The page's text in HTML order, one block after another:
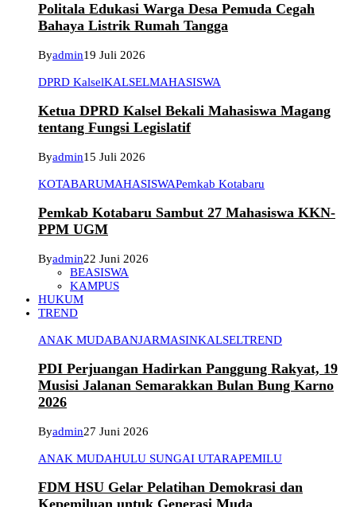
Politala Edukasi Warga Desa Pemuda Cegah
Bahaya Listrik Rumah Tangga
Byadmin19 Juli 2026
DPRD KalselKALSELMAHASISWA
Ketua DPRD Kalsel Bekali Mahasiswa Magang
tentang Fungsi Legislatif
Byadmin15 Juli 2026
KOTABARUMAHASISWAPemkab Kotabaru
Pemkab Kotabaru Sambut 27 Mahasiswa KKN-
PPM UGM
Byadmin22 Juni 2026
BEASISWA
KAMPUS
HUKUM
TREND
ANAK MUDABANJARMASINKALSELTREND
PDI Perjuangan Hadirkan Panggung Rakyat, 19
Musisi Jalanan Semarakkan Bulan Bung Karno
2026
Byadmin27 Juni 2026
ANAK MUDAHULU SUNGAI UTARAPEMILU
FDM HSU Gelar Pelatihan Demokrasi dan